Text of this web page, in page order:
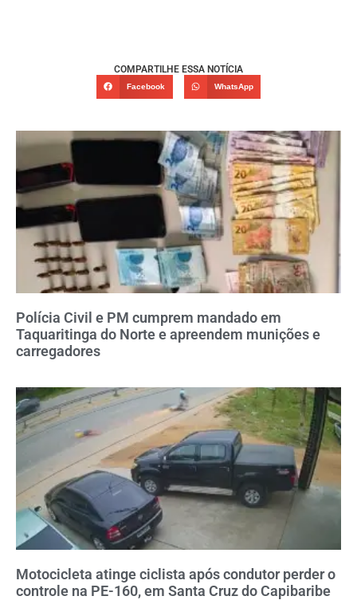
COMPARTILHE ESSA NOTÍCIA
Facebook WhatsApp
Polícia Civil e PM cumprem mandado em
Taquaritinga do Norte e apreendem munições e
carregadores
Motocicleta atinge ciclista após condutor perder o
controle na PE-160, em Santa Cruz do Capibaribe